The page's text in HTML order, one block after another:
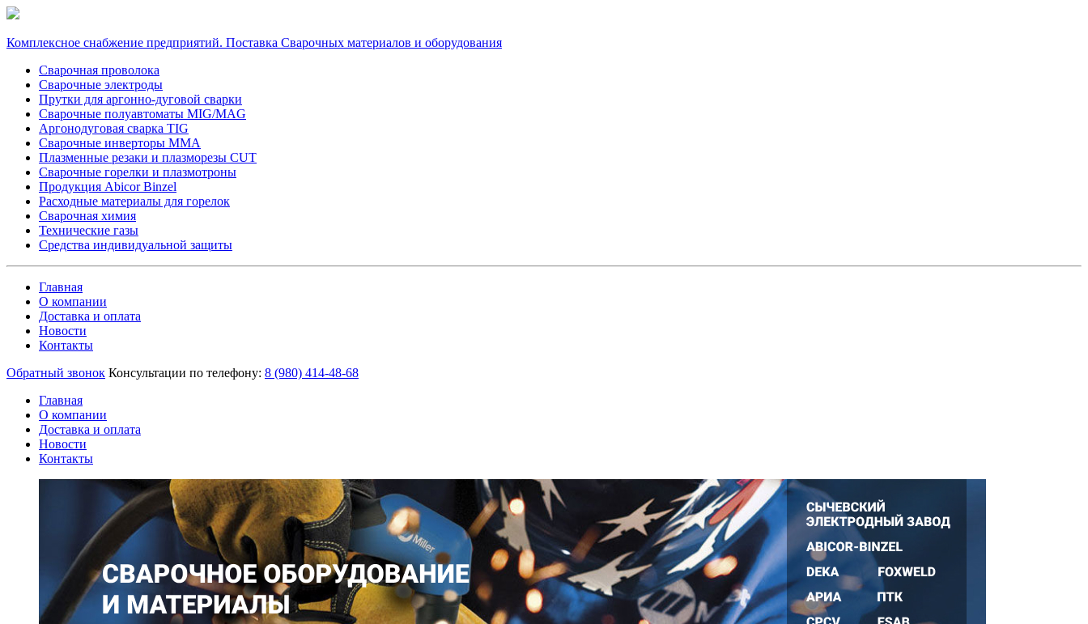
Комплексное снабжение предприятий. Поставка Сварочных материалов и оборудования
Сварочная проволока
Сварочные электроды
Прутки для аргонно-дуговой сварки
Сварочные полуавтоматы MIG/MAG
Аргонодуговая сварка TIG
Сварочные инверторы MMA
Плазменные резаки и плазморезы CUT
Сварочные горелки и плазмотроны
Продукция Abicor Binzel
Расходные материалы для горелок
Сварочная химия
Технические газы
Средства индивидуальной защиты
Главная
О компании
Доставка и оплата
Новости
Контакты
Обратный звонок Консультации по телефону: 8 (980) 414-48-68
Главная
О компании
Доставка и оплата
Новости
Контакты